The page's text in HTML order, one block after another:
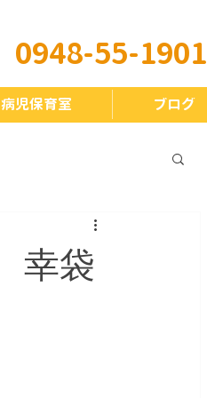
​0948-55-1901
児保育室 ブログ
幸袋